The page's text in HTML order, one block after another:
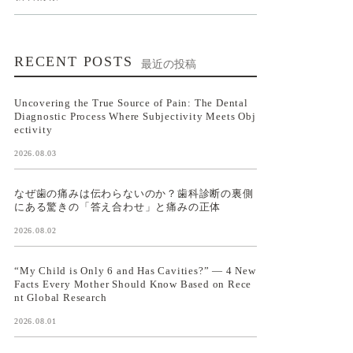
RECENT POSTS 最近の投稿
Uncovering the True Source of Pain: The Dental
Diagnostic Process Where Subjectivity Meets Obj
ectivity
2026.08.03
なぜ歯の痛みは伝わらないのか？歯科診断の裏側
にある驚きの「答え合わせ」と痛みの正体
2026.08.02
“My Child is Only 6 and Has Cavities?” — 4 New
Facts Every Mother Should Know Based on Rece
nt Global Research
2026.08.01